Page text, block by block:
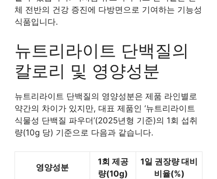
체 전반의 건강 증진에 다방면으로 기여하는 기능성
식품입니다.
뉴트리라이트 단백질의
칼로리 및 영양성분
뉴트리라이트 단백질의 영양성분은 제품 라인별로
약간의 차이가 있지만, 대표 제품인 ‘뉴트리라이트
식물성 단백질 파우더’(2025년형 기준)의 1회 섭취
량(10g 당) 기준으로 다음과 같습니다.
영양성분
1회 제공
량(10g)
1일 권장량 대비
비율(%)